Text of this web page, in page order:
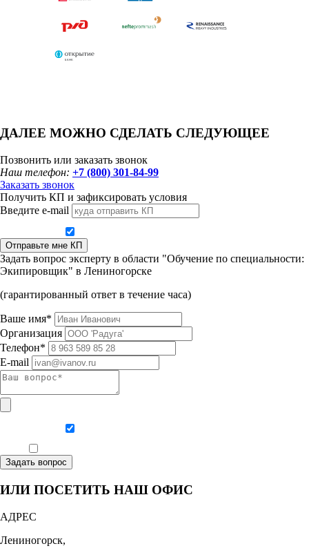
ДАЛЕЕ МОЖНО СДЕЛАТЬ СЛЕДУЮЩЕЕ
Позвонить или заказать звонок
Наш телефон: +7 (800) 301-84-99
Заказать звонок
Получить КП и зафиксировать условия
Введите e-mail
Отправьте мне КП
Задать вопрос эксперту в области "Обучение по специальности:
Экипировщик" в Лениногорске
(гарантированный ответ в течение часа)
Ваше имя*
Организация
Телефон*
E-mail
Задать вопрос
ИЛИ ПОСЕТИТЬ НАШ ОФИС
АДРЕС
Лениногорск,